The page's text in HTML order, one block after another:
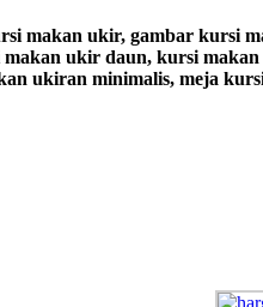
makan ukir, gambar kursi
ukir daun, kursi
ukiran minimalis, meja